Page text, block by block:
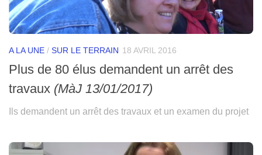
A LA UNE / SUR LE TERRAIN 18 AVRIL 2016
Plus de 80 élus demandent un arrêt des
travaux (MàJ 13/01/2017)
Ils demandent un arrêt des travaux et un examen du projet